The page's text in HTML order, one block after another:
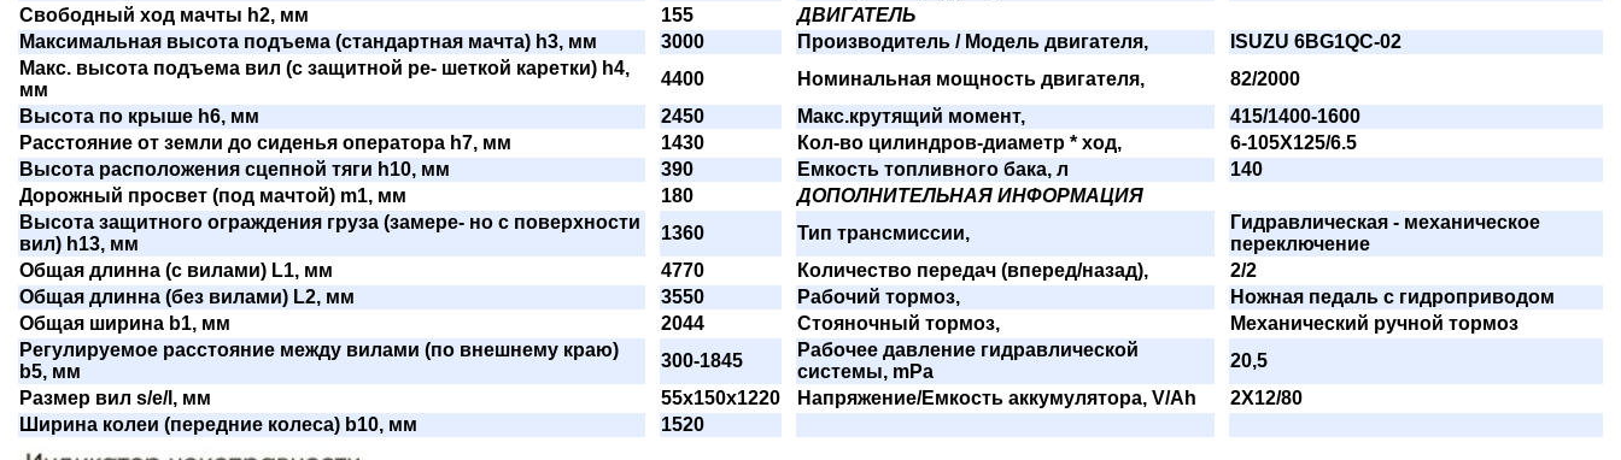
Свободный ход мачты h2, мм
155
ДВИГАТЕЛЬ
Максимальная высота подъема (стандартная мачта) h3, мм
3000 Производитель / Модель двигателя,
ISUZU 6BG1QC-02
Макс. высота подъема вил (с защитной ре- шеткой каретки) h4,
мм
4400 Номинальная мощность двигателя,
82/2000
Высота по крыше h6, мм
2450 Макс.крутящий момент,
415/1400-1600
Расстояние от земли до сиденья оператора h7, мм
1430 Кол-во цилиндров-диаметр * ход,
6-105X125/6.5
Высота расположения сцепной тяги h10, мм
390 Емкость топливного бака, л
140
Дорожный просвет (под мачтой) m1, мм
180
ДОПОЛНИТЕЛЬНАЯ ИНФОРМАЦИЯ
Высота защитного ограждения груза (замере- но с поверхности
вил) h13, мм
1360 Тип трансмиссии,
Гидравлическая - механическое
переключение
Общая длинна (с вилами) L1, мм
4770 Количество передач (вперед/назад),
2/2
Общая длинна (без вилами) L2, мм
3550 Рабочий тормоз,
Ножная педаль с гидроприводом
Общая ширина b1, мм
2044 Стояночный тормоз,
Механический ручной тормоз
Регулируемое расстояние между вилами (по внешнему краю)
b5, мм
300-1845
Рабочее давление гидравлической
системы, mPa
20,5
Размер вил s/e/l, мм
55x150x1220 Напряжение/Емкость аккумулятора, V/Ah
2X12/80
Ширина колеи (передние колеса) b10, мм
1520